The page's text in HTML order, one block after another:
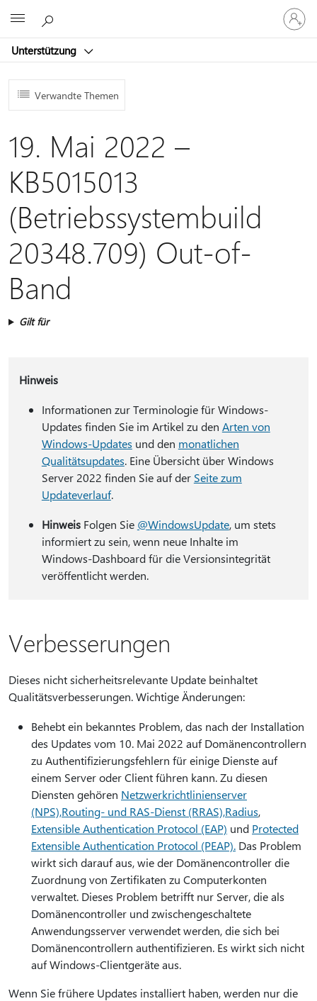
Unterstützung
Bei
Ihrem
Konto
Verwandte Themen
19. Mai 2022 –
KB5015013
(Betriebssystembuild
20348.709) Out-of-
Band
Gilt für
Hinweis
Informationen zur Terminologie für Windows-
Updates finden Sie im Artikel zu den Arten von
Windows-Updates und den monatlichen
Qualitätsupdates. Eine Übersicht über Windows
Server 2022 finden Sie auf der Seite zum
Updateverlauf.
HinweisFolgen Sie @WindowsUpdate, um stets
informiert zu sein, wenn neue Inhalte im
Windows-Dashboard für die Versionsintegrität
veröffentlicht werden.
Verbesserungen
Dieses nicht sicherheitsrelevante Update beinhaltet
Qualitätsverbesserungen. Wichtige Änderungen:
Behebt ein bekanntes Problem, das nach der Installation
des Updates vom 10. Mai 2022 auf Domänencontrollern
zu Authentifizierungsfehlern für einige Dienste auf
einem Server oder Client führen kann. Zu diesen
Diensten gehören Netzwerkrichtlinienserver
(NPS),Routing- und RAS-Dienst (RRAS),Radius,
Extensible Authentication Protocol (EAP) und Protected
Extensible Authentication Protocol (PEAP). Das Problem
wirkt sich darauf aus, wie der Domänencontroller die
Zuordnung von Zertifikaten zu Computerkonten
verwaltet. Dieses Problem betrifft nur Server, die als
Domänencontroller und zwischengeschaltete
Anwendungsserver verwendet werden, die sich bei
Domänencontrollern authentifizieren. Es wirkt sich nicht
auf Windows-Clientgeräte aus.
Wenn Sie frühere Updates installiert haben, werden nur die